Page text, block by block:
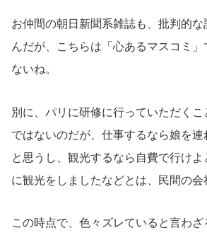
お仲間の朝日新聞系雑誌も、批判的
んだが、こちらは「心あるマスコミ
ないね。
別に、パリに研修に行っていただく
ではないのだが、仕事するなら娘を
と思うし、観光するなら自費で行け
に観光をしましたなどとは、民間の会
この時点で、色々ズレていると言わざ